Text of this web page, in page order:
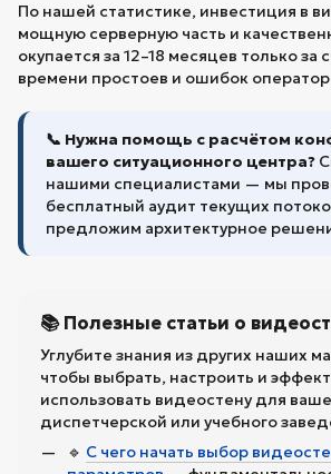
По нашей статистике, инвестиция в
мощную серверную часть и
окупается за 12–18 месяцев только за
времени простоев и ошибок
📞 Нужна помощь с расчётом
вашего ситуационного центра?
нашими специалистами — мы
бесплатный аудит текущих
предложим архитектурное
📚 Полезные статьи о
Углубите знания из других наших
чтобы выбрать, настроить и
использовать видеостену для
диспетчерской или учебного
🔹 С чего начать выбор